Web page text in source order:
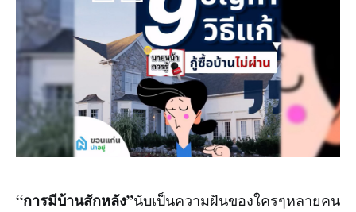
“การมีบ้านสักหลัง”นับเป็นความฝันของใครๆหลายคน